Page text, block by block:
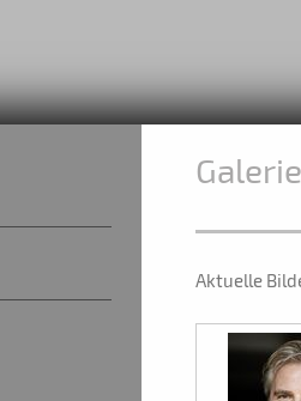
Galerie
Aktuelle